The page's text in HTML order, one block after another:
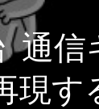
通
現す